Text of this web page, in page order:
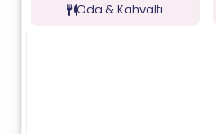
Oda & Kahvaltı